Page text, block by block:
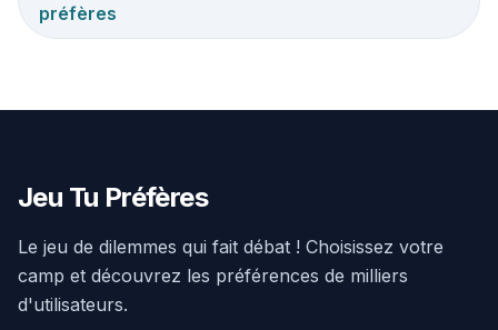
préfères
Jeu Tu Préfères
Le jeu de dilemmes qui fait débat ! Choisissez votre
camp et découvrez les préférences de milliers
d'utilisateurs.